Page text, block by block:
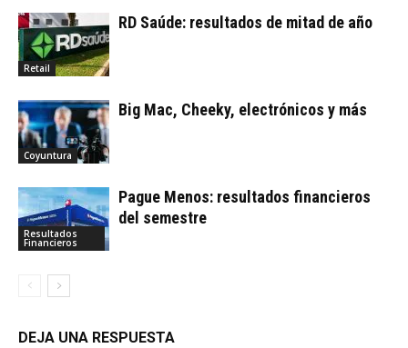
Retail
RD Saúde: resultados de mitad de año
Coyuntura
Big Mac, Cheeky, electrónicos y más
Resultados
Financieros
Pague Menos: resultados financieros
del semestre
DEJA UNA RESPUESTA